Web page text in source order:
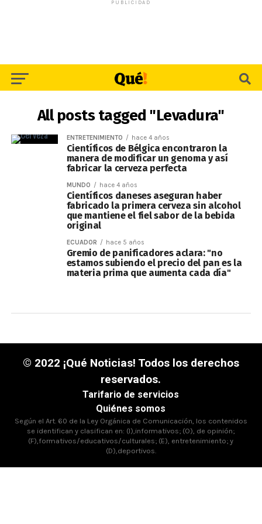
PUBLICIDAD
All posts tagged "Levadura"
ENTRETENIMIENTO hace 4 años
Científicos de Bélgica encontraron la
manera de modificar un genoma y así
fabricar la cerveza perfecta
MUNDO hace 4 años
Científicos daneses aseguran haber
fabricado la primera cerveza sin alcohol
que mantiene el fiel sabor de la bebida
original
ECUADOR hace 5 años
Gremio de panificadores aclara: "no
estamos subiendo el precio del pan es la
materia prima que aumenta cada día"
© 2022 ¡Qué Noticias! Todos los derechos
reservados.
Tarifario de servicios
Quiénes somos
Según el Art. 60 de la Ley Orgánica de Comunicación, los contenidos
se identifican y clasifican en: (I),informativos; (O), de opinión;
(F),formativos/educativos/culturales; (E), entretenimiento; y
(D),deportivos.